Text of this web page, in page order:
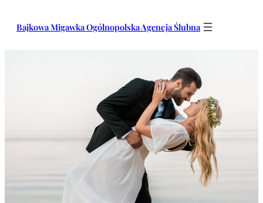
Bajkowa Migawka Ogólnopolska Agencja Ślubna